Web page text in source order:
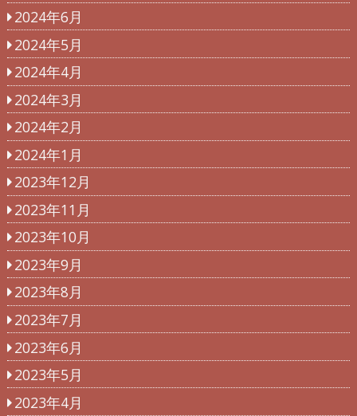
2024年6月
2024年5月
2024年4月
2024年3月
2024年2月
2024年1月
2023年12月
2023年11月
2023年10月
2023年9月
2023年8月
2023年7月
2023年6月
2023年5月
2023年4月